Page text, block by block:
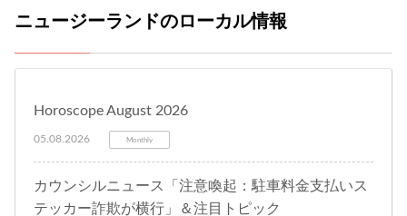
ニュージーランドのローカル情報
Horoscope August 2026
05.08.2026 Monthly
カウンシルニュース「注意喚起：駐車料金支払いス
テッカー詐欺が横行」＆注目トピック